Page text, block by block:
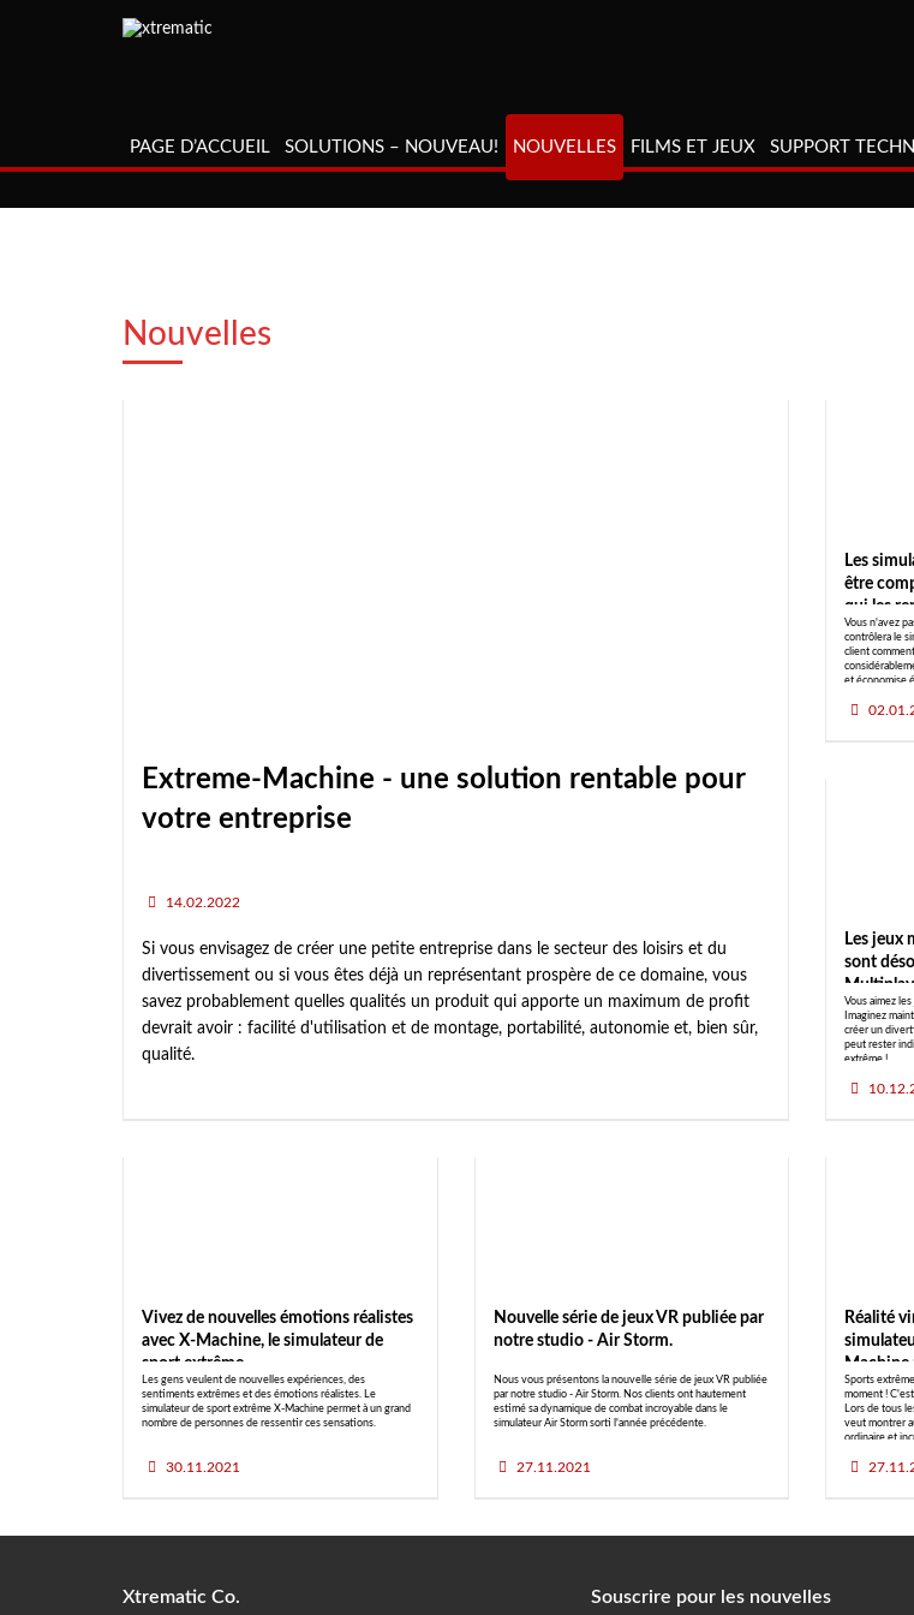
PAGE D’ACCUEIL SOLUTIONS – NOUVEAU! NOUVELLES FILMS ET JEUX SUPPORT
Nouvelles
Extreme-Machine - une solution rentable pour
votre entreprise
14.02.2022
Si vous envisagez de créer une petite entreprise dans le secteur des loisirs et du
divertissement ou si vous êtes déjà un représentant prospère de ce domaine, vous
savez probablement quelles qualités un produit qui apporte un maximum de profit
devrait avoir : facilité d'utilisation et de montage, portabilité, autonomie et, bien sûr,
qualité.
Les
être
qui les
d'arcade !
Vous n'avez
contrôlera le
client
et économise
Les jeux
sont
Vous aimez
Imaginez
créer un
peut rester
extrême !
Vivez de nouvelles émotions réalistes
avec X-Machine, le simulateur de
sport extrême
Les gens veulent de nouvelles expériences, des
sentiments extrêmes et des émotions réalistes. Le
simulateur de sport extrême X-Machine permet à un grand
nombre de personnes de ressentir ces sensations.
30.11.2021
Nouvelle série de jeux VR publiée par
notre studio - Air Storm.
Nous vous présentons la nouvelle série de jeux VR publiée
par notre studio - Air Storm. Nos clients ont hautement
estimé sa dynamique de combat incroyable dans le
simulateur Air Storm sorti l'année précédente.
27.11.2021
Réalité
Machine
Sports
moment !
Lors de tous
veut montrer
ordinaire et
Xtrematic Co. Souscrire pour les nouvelles